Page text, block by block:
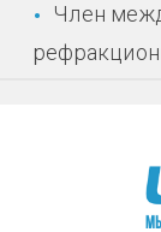
Член